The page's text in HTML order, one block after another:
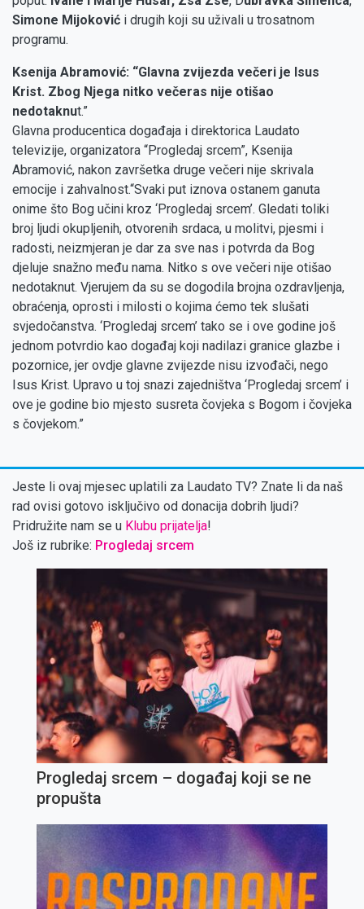
Simone Mijoković i drugih koji su uživali u trosatnom
programu.
Ksenija Abramović: “Glavna zvijezda večeri je Isus
Krist. Zbog Njega nitko večeras nije otišao
nedotaknut.”
Glavna producentica događaja i direktorica Laudato
televizije, organizatora “Progledaj srcem”, Ksenija
Abramović, nakon završetka druge večeri nije skrivala
emocije i zahvalnost.“Svaki put iznova ostanem ganuta
onime što Bog učini kroz ‘Progledaj srcem’. Gledati toliki
broj ljudi okupljenih, otvorenih srdaca, u molitvi, pjesmi i
radosti, neizmjeran je dar za sve nas i potvrda da Bog
djeluje snažno među nama. Nitko s ove večeri nije otišao
nedotaknut. Vjerujem da su se dogodila brojna ozdravljenja,
obraćenja, oprosti i milosti o kojima ćemo tek slušati
svjedočanstva. ‘Progledaj srcem’ tako se i ove godine još
jednom potvrdio kao događaj koji nadilazi granice glazbe i
pozornice, jer ovdje glavne zvijezde nisu izvođači, nego
Isus Krist. Upravo u toj snazi zajedništva ‘Progledaj srcem’ i
ove je godine bio mjesto susreta čovjeka s Bogom i čovjeka
s čovjekom.”
Jeste li ovaj mjesec uplatili za Laudato TV? Znate li da naš
rad ovisi gotovo isključivo od donacija dobrih ljudi?
Pridružite nam se u Klubu prijatelja!
Još iz rubrike: Progledaj srcem
Progledaj srcem – događaj koji se ne
propušta